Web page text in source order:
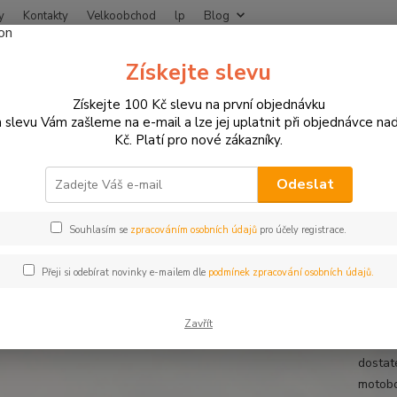
Kontakty Velkoobchod lp Blog
Hledat
Boty na motorku FLM boty na moto City černá až
boty na moto City černá až do
FLM
Získejte slevu
Získejte 100 Kč slevu na první objednávku
slevu Vám zašleme na e-mail a lze jej uplatnit při objednávce
Kč. Platí pro nové zákazníky.
Odeslat
Souhlasím se zpracováním osobních údajů pro účely registrace.
Přeji si odebírat novinky e-mailem dle podmínek zpracování osobních údajů.
Zavřít